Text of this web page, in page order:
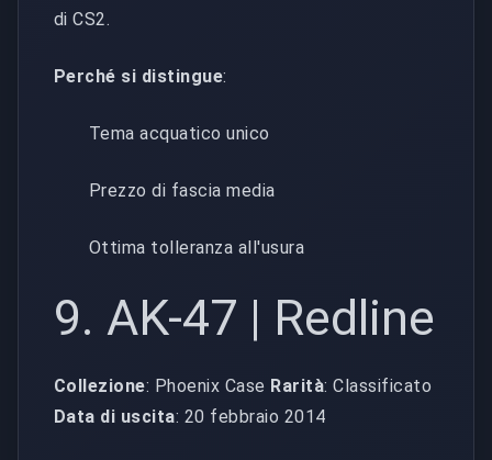
di CS2.
Perché si distingue:
Tema acquatico unico
Prezzo di fascia media
Ottima tolleranza all'usura
9. AK-47 | Redline
Collezione: Phoenix Case Rarità: Classificato
Data di uscita: 20 febbraio 2014